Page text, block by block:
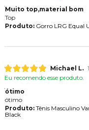
Muito top,material bom
Top
Produto:Gorro LRG Equal
Michael L.
Eu recomendo esse produto.
ótimo
ótimo
Produto:Tênis Masculino
Black